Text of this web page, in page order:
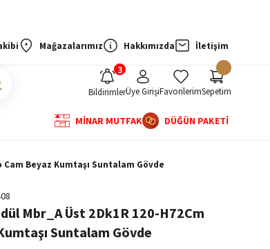
Mağazalarımız Hakkımızda İletişim
BildirimlerÜye GirişiFavorilerimSepetim
MİNAR MUTFAK DÜĞÜN PAKETİ
Beyaz Kumtaşı Suntalam Gövde
Mbr_A Üst 2Dk1R 120-H72Cm
Suntalam Gövde